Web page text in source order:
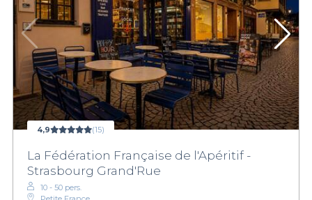
4,9 (15)
La Fédération Française de l'Apéritif -
Strasbourg Grand'Rue
10 - 50 pers.